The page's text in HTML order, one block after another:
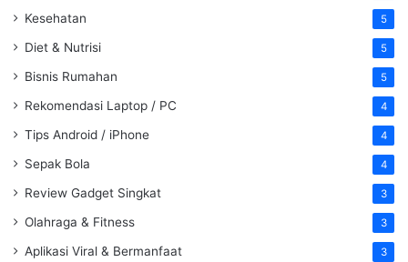
Kesehatan 5
Diet & Nutrisi 5
Bisnis Rumahan 5
Rekomendasi Laptop / PC 4
Tips Android / iPhone 4
Sepak Bola 4
Review Gadget Singkat 3
Olahraga & Fitness 3
Aplikasi Viral & Bermanfaat 3